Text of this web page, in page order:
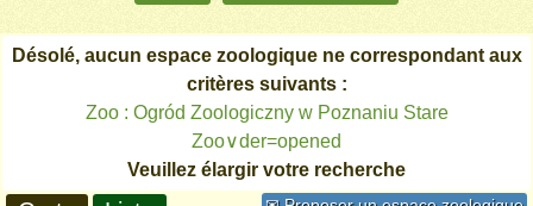
Désolé, aucun espace zoologique ne correspondant aux
critères suivants :
Zoo : Ogród Zoologiczny w Poznaniu Stare
Zoo∨der=opened
Veuillez élargir votre recherche